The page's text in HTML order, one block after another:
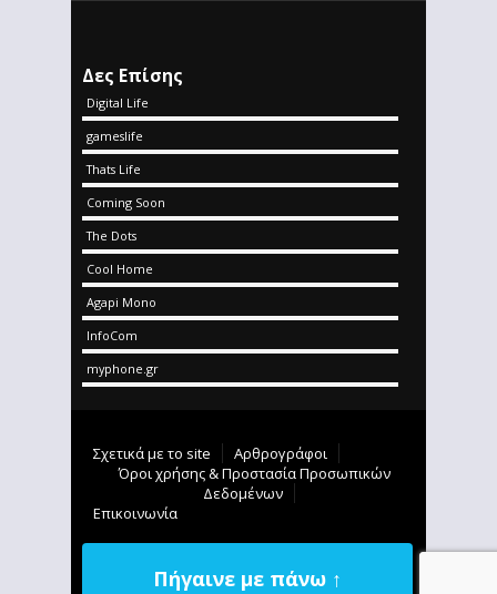
Δες Επίσης
Digital Life
gameslife
Thats Life
Coming Soon
The Dots
Cool Home
Agapi Mono
InfoCom
myphone.gr
Σχετικά με το site
Αρθρογράφοι
Όροι χρήσης & Προστασία Προσωπικών
Δεδομένων
Επικοινωνία
Πήγαινε με πάνω ↑